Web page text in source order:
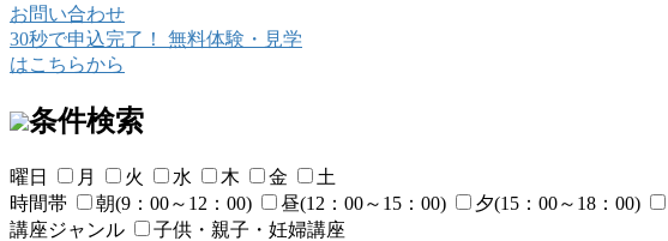
お問い合わせ
30秒で申込完了！
無料体験・見学
はこちらから
条件検索
曜日 月 火 水 木 金
土
時間帯
朝(9：00～12：00) 昼(12：00～15：00) 夕(15：00～18：00)
講座ジャンル
子供・親子・妊婦講座